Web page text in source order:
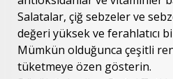
Salatalar, çiğ sebzeler ve
değeri yüksek ve ferahlatıcı
Mümkün olduğunca çeşitli
tüketmeye özen gösterin.